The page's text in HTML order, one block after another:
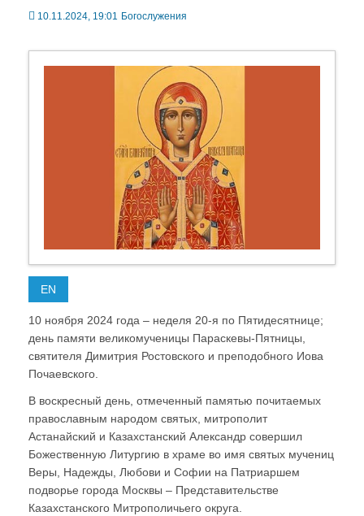
10.11.2024, 19:01 Богослужения
EN
10 ноября 2024 года – неделя 20-я по Пятидесятнице;
день памяти великомученицы Параскевы-Пятницы,
святителя Димитрия Ростовского и преподобного Иова
Почаевского.
В воскресный день, отмеченный памятью почитаемых
православным народом святых, митрополит
Астанайский и Казахстанский Александр совершил
Божественную Литургию в храме во имя святых мучениц
Веры, Надежды, Любови и Софии на Патриаршем
подворье города Москвы – Представительстве
Казахстанского Митрополичьего округа.